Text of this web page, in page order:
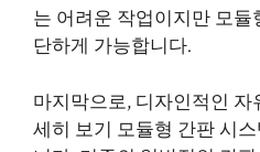
는 어려운 작업이지만 모
단하게 가능합니다.
마지막으로, 디자인적인 자
세히 보기 모듈형 간판 시